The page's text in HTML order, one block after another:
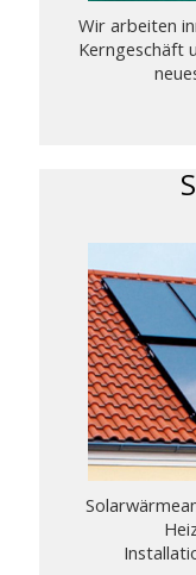
Wir arbeiten
Kerngeschäft